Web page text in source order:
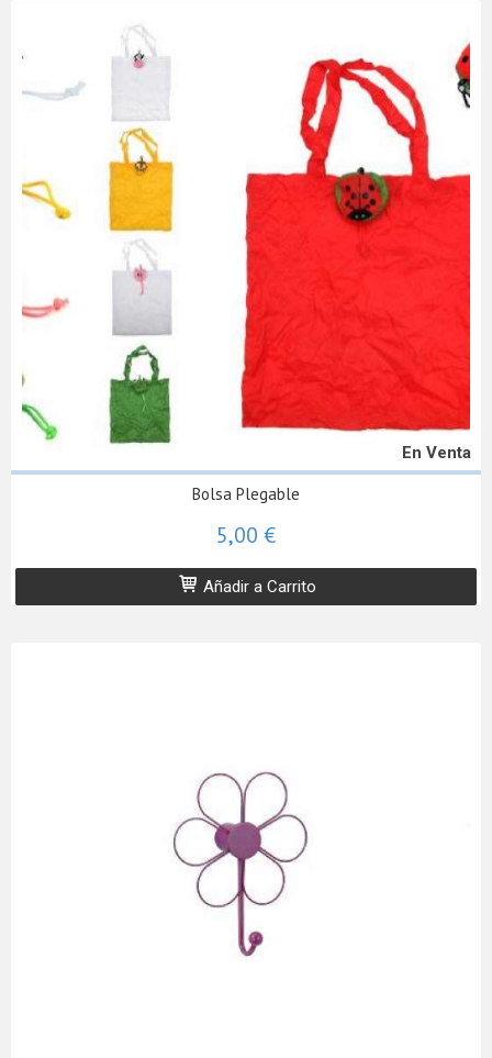
En Venta
Bolsa Plegable
5,00 €
Añadir a Carrito